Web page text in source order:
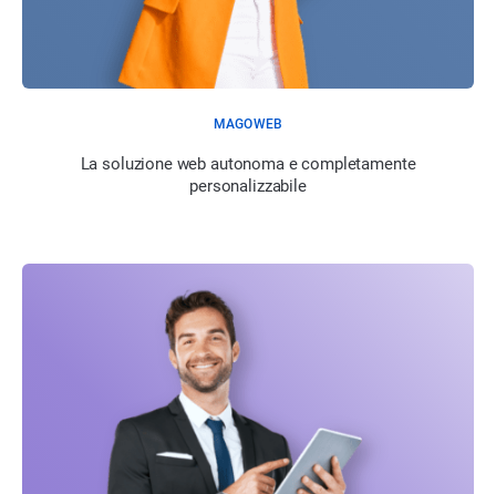
MAGOWEB
La soluzione web autonoma e completamente
personalizzabile